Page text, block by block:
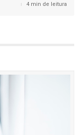
4 min de leitura